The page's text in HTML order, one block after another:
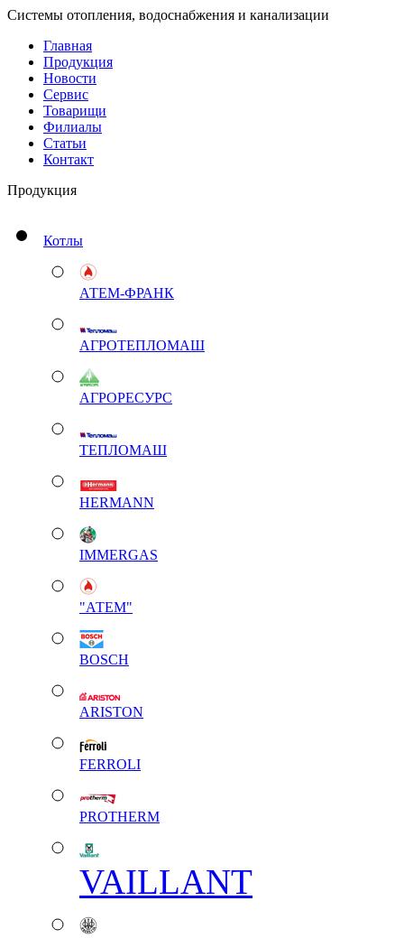
Системы отопления, водоснабжения и канализации
Главная
Продукция
Новости
Сервис
Товарищи
Филиалы
Статьи
Контакт
Продукция
Котлы
АТЕМ-ФРАНК
АГРОТЕПЛОМАШ
АГРОРЕСУРС
ТЕПЛОМАШ
HERMANN
IMMERGAS
"АТЕМ"
BOSCH
ARISTON
FERROLI
PROTHERM
VAILLANT